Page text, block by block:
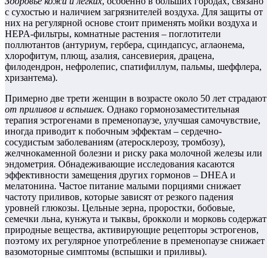
с сухостью и наличием загрязнителей воздуха. Для защиты от
них на регулярной основе стоит применять мойки воздуха и
HEPA-фильтры, комнатные растения – поглотители
поллютантов (антуриум, гербера, сциндапсус, аглаонема,
хлорофитум, плющ, азалия, сансевиерия, драцена,
филодендрон, нефролепис, спатифиллум, пальмы, шеффлера,
хризантема).
Примерно две трети женщин в возрасте около 50 лет страдают
от приливов и вспышек. Однако гормонозаместительная
терапия эстрогенами в пременопаузе, улучшая самочувствие,
иногда приводит к побочным эффектам – сердечно-
сосудистым заболеваниям (атеросклерозу, тромбозу),
желчнокаменной болезни и риску рака молочной железы или
эндометрия. Обнадеживающие исследования касаются
эффективности замещения других гормонов – DHEA и
мелатонина. Частое питание малыми порциями снижает
частоту приливов, которые зависят от резкого падения
уровней глюкозы. Цельные зерна, проростки, бобовые,
семечки льна, кунжута и тыквы, брокколи и морковь содержат
природные вещества, активирующие рецепторы эстрогенов,
поэтому их регулярное употребление в пременопаузе снижает
вазомоторные симптомы (вспышки и приливы).